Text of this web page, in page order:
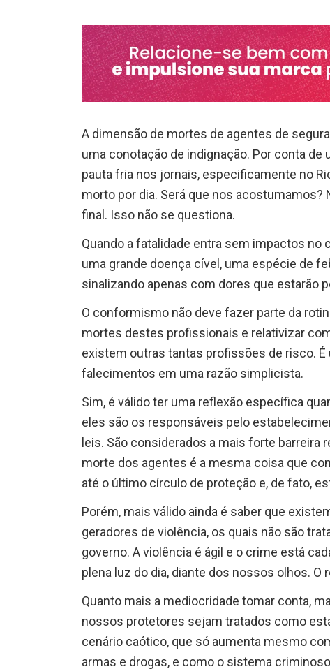
A dimensão de mortes de agentes de
uma conotação de indignação. Por conta
pauta fria nos jornais, especificamente no
morto por dia. Será que nos acostumamos?
final. Isso não se questiona.
Quando a fatalidade entra sem impactos
uma grande doença cível, uma espécie de
sinalizando apenas com dores que estarão
O conformismo não deve fazer parte da
mortes destes profissionais e relativizar
existem outras tantas profissões de risco.
falecimentos em uma razão simplicista.
Sim, é válido ter uma reflexão específica
eles são os responsáveis pelo
leis. São considerados a mais forte barreira
morte dos agentes é a mesma coisa que
até o último círculo de proteção e, de fato,
Porém, mais válido ainda é saber que
geradores de violência, os quais não são
governo. A violência é ágil e o crime está
plena luz do dia, diante dos nossos olhos.
Quanto mais a mediocridade tomar conta,
nossos protetores sejam tratados como
cenário caótico, que só aumenta mesmo
armas e drogas, e como o sistema